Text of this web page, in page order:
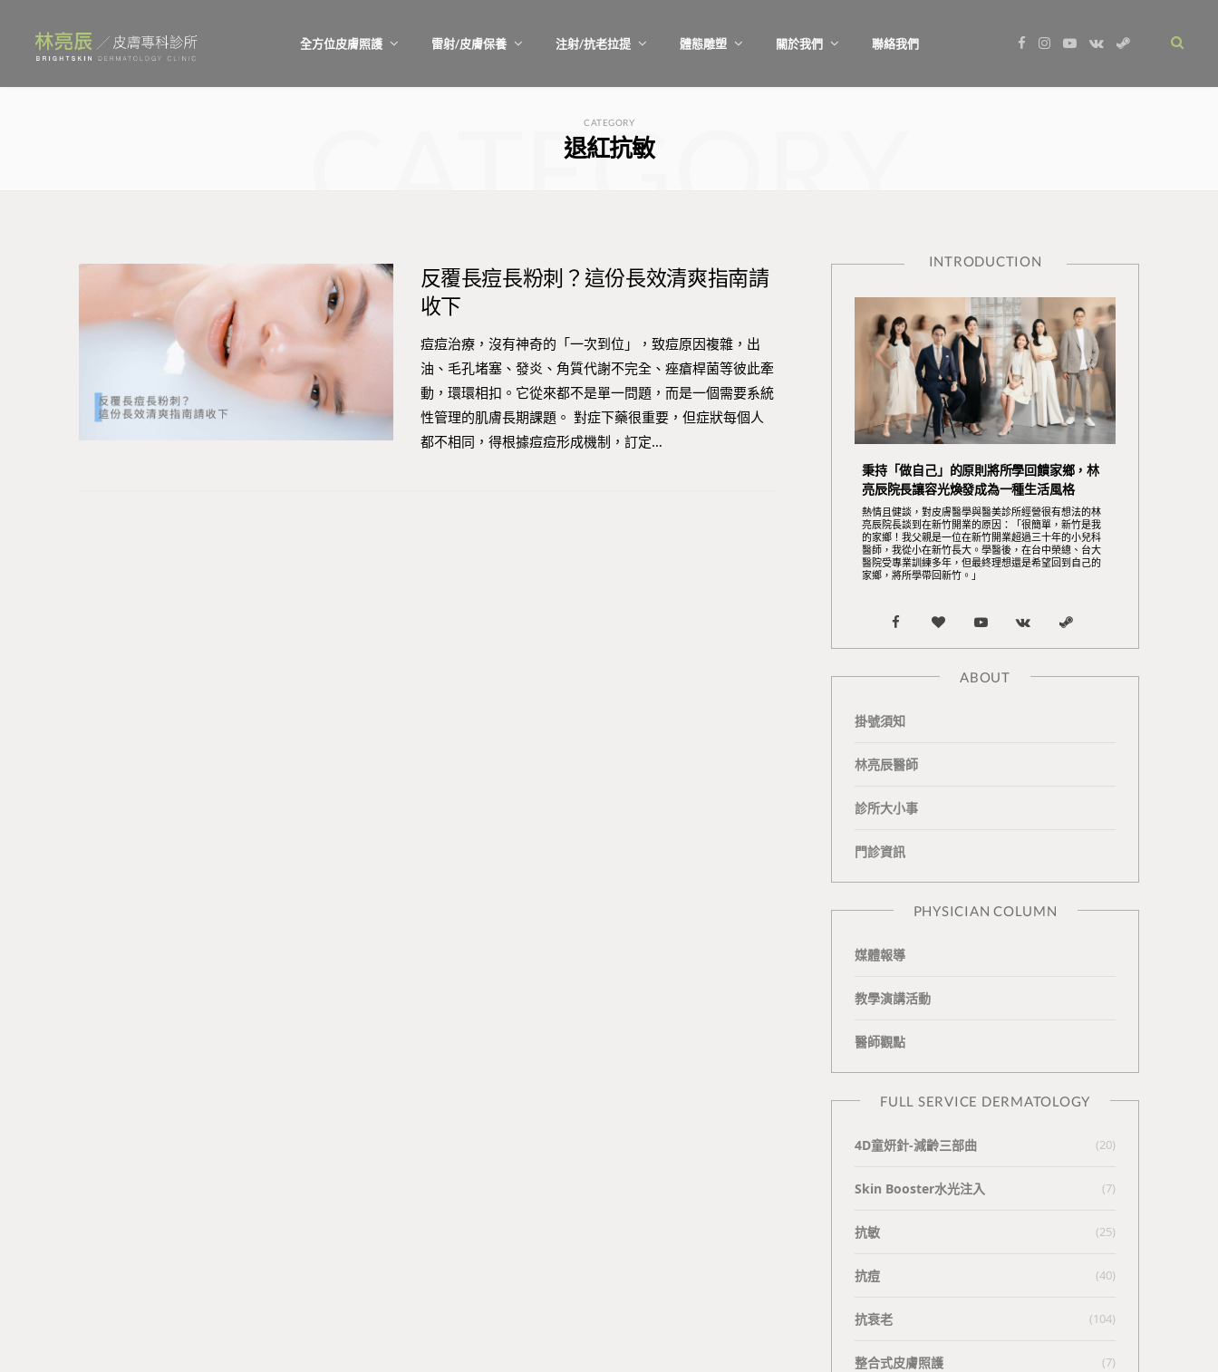
全方位皮膚照護 雷射/皮膚保養 注射/抗老拉提 體態雕塑 關於我們 聯絡我們
I
Y
V
S
CATEGORY
退紅抗敏
CATEGORY
反覆長痘長粉刺？這份長效清爽指南請
收下
痘痘治療，沒有神奇的「一次到位」，致痘原因複雜，出
油、毛孔堵塞、發炎、角質代謝不完全、痤瘡桿菌等彼此牽
動，環環相扣。它從來都不是單一問題，而是一個需要系統
性管理的肌膚長期課題。 對症下藥很重要，但症狀每個人
都不相同，得根據痘痘形成機制，訂定…
INTRODUCTION
秉持「做自己」的原則將所學回饋家鄉，林
亮辰院長讓容光煥發成為一種生活風格
熱情且健談，對皮膚醫學與醫美診所經營很有想法的林
亮辰院長談到在新竹開業的原因：「很簡單，新竹是我
的家鄉！我父親是一位在新竹開業超過三十年的小兒科
醫師，我從小在新竹長大。學醫後，在台中榮總、台大
醫院受專業訓練多年，但最終理想還是希望回到自己的
家鄉，將所學帶回新竹。」
F
a
e
b
k
B
l
n
Y
o
u
V
K
e
S
t
ABOUT
掛號須知
林亮辰醫師
診所大小事
門診資訊
PHYSICIAN COLUMN
媒體報導
教學演講活動
醫師觀點
FULL SERVICE DERMATOLOGY
4D童妍針-減齡三部曲 (20)
Skin Booster水光注入 (7)
抗敏 (25)
抗痘 (40)
抗衰老 (104)
整合式皮膚照護 (7)